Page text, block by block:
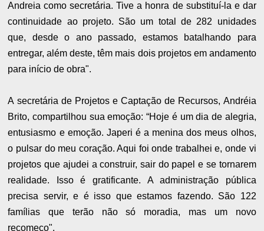
Andreia como secretária. Tive a honra de substituí-la e dar
continuidade ao projeto. São um total de 282 unidades
que, desde o ano passado, estamos batalhando para
entregar, além deste, têm mais dois projetos em andamento
para início de obra".
A secretária de Projetos e Captação de Recursos, Andréia
Brito, compartilhou sua emoção: “Hoje é um dia de alegria,
entusiasmo e emoção. Japeri é a menina dos meus olhos,
o pulsar do meu coração. Aqui foi onde trabalhei e, onde vi
projetos que ajudei a construir, sair do papel e se tornarem
realidade. Isso é gratificante. A administração pública
precisa servir, e é isso que estamos fazendo. São 122
famílias que terão não só moradia, mas um novo
recomeço".